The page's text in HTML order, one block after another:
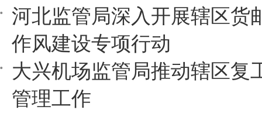
河北监管局深入开展辖区货
作风建设专项行动
大兴机场监管局推动辖区复
管理工作